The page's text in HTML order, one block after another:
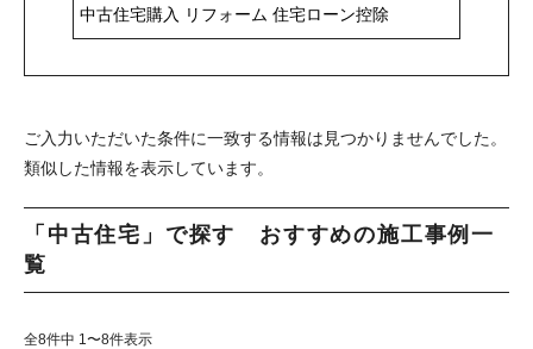
ご入力いただいた条件に一致する情報は見つかりませんでした。
類似した情報を表示しています。
「中古住宅」で探す おすすめの施工事例一
覧
全8件中 1〜8件表示